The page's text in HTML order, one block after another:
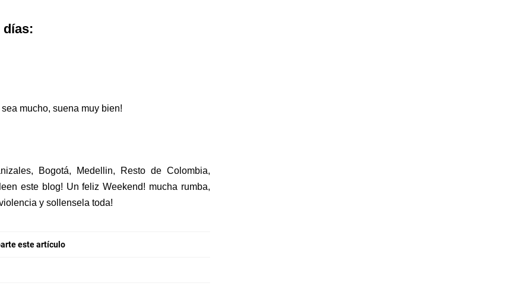
días:
mucho, suena muy bien!
Bogotá, Medellin, Resto de Colombia,
este blog! Un feliz Weekend! mucha rumba,
y sollensela toda!
este artículo